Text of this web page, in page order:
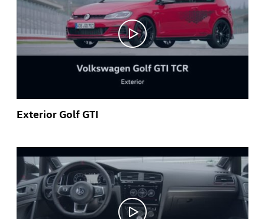
Exterior Golf GTI